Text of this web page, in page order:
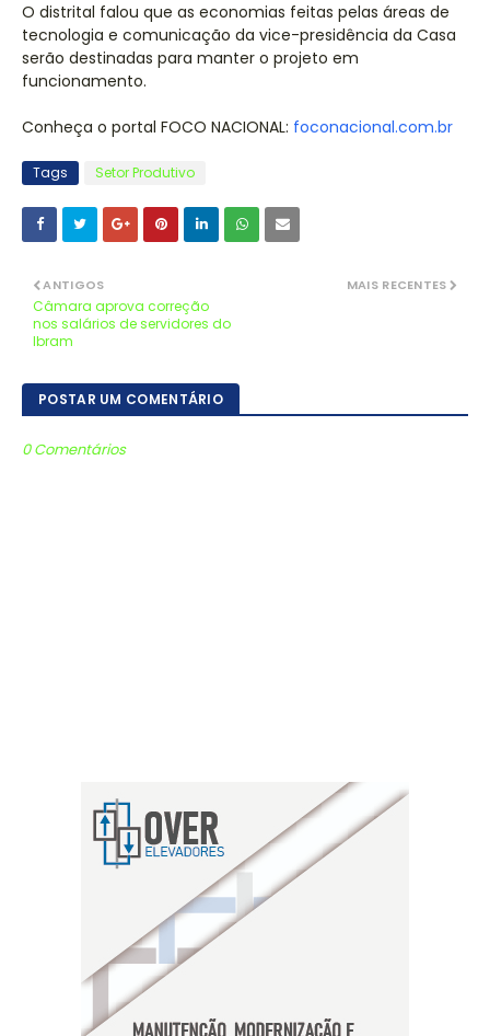
O distrital falou que as economias feitas pelas áreas de
tecnologia e comunicação da vice-presidência da Casa
serão destinadas para manter o projeto em
funcionamento.
Conheça o portal FOCO NACIONAL: foconacional.com.br
Tags Setor Produtivo
MAIS RECENTES
ANTIGOS
Câmara aprova correção
nos salários de servidores do
Ibram
POSTAR UM COMENTÁRIO
0 Comentários